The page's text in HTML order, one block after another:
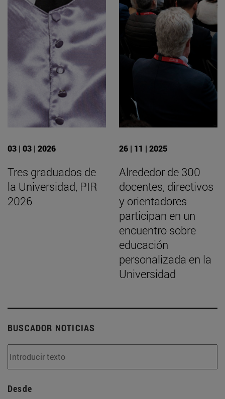
03 | 03 | 2026
Tres graduados de
la Universidad, PIR
2026
26 | 11 | 2025
Alrededor de 300
docentes, directivos
y orientadores
participan en un
encuentro sobre
educación
personalizada en la
Universidad
BUSCADOR NOTICIAS
Desde